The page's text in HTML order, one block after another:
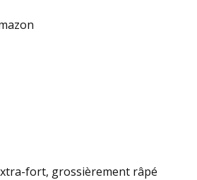
fort, grossièrement râpé